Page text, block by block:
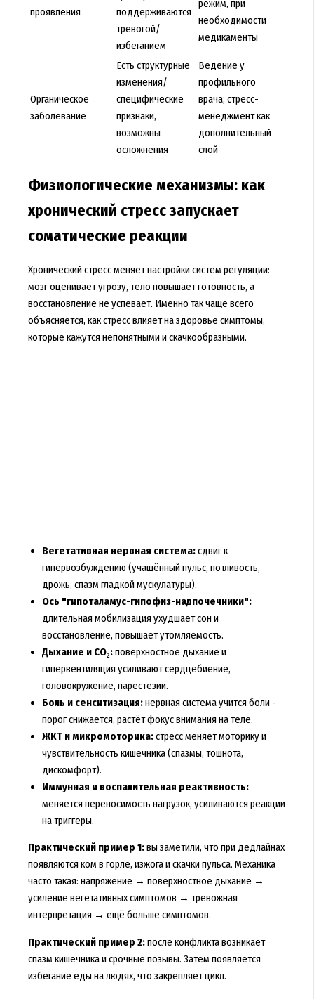
проявления
поддерживаются
тревогой/
избеганием
режим, при
необходимости
медикаменты
Органическое
заболевание
Есть структурные
изменения/
специфические
признаки,
возможны
осложнения
Ведение у
профильного
врача; стресс-
менеджмент как
дополнительный
слой
Физиологические механизмы: как
хронический стресс запускает
соматические реакции
Хронический стресс меняет настройки систем регуляции:
мозг оценивает угрозу, тело повышает готовность, а
восстановление не успевает. Именно так чаще всего
объясняется, как стресс влияет на здоровье симптомы,
которые кажутся непонятными и скачкообразными.
Вегетативная нервная система:сдвиг к
гипервозбуждению (учащённый пульс, потливость,
дрожь, спазм гладкой мускулатуры).
Ось "гипоталамус-гипофиз-надпочечники":
длительная мобилизация ухудшает сон и
восстановление, повышает утомляемость.
Дыхание и CO₂:поверхностное дыхание и
гипервентиляция усиливают сердцебиение,
головокружение, парестезии.
Боль и сенситизация:нервная система учится боли -
порог снижается, растёт фокус внимания на теле.
ЖКТ и микромоторика:стресс меняет моторику и
чувствительность кишечника (спазмы, тошнота,
дискомфорт).
Иммунная и воспалительная реактивность:
меняется переносимость нагрузок, усиливаются реакции
на триггеры.
Практический пример 1:вы заметили, что при дедлайнах
появляются ком в горле, изжога и скачки пульса. Механика
часто такая: напряжение → поверхностное дыхание →
усиление вегетативных симптомов → тревожная
интерпретация → ещё больше симптомов.
Практический пример 2:после конфликта возникает
спазм кишечника и срочные позывы. Затем появляется
избегание еды на людях, что закрепляет цикл.